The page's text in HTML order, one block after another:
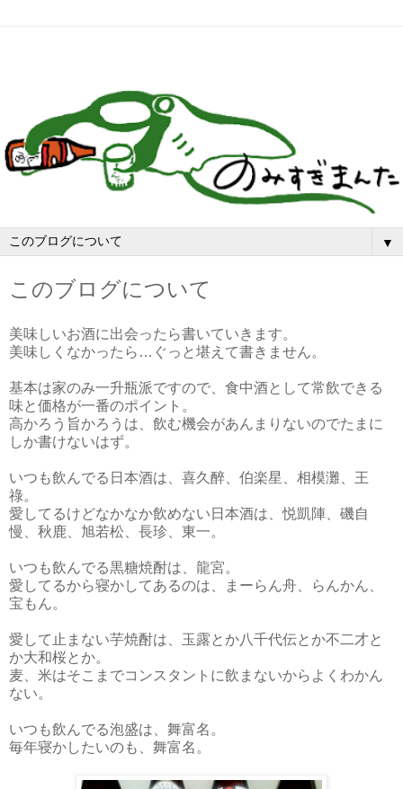
▼
このブログについて
美味しいお酒に出会ったら書いていきます。
美味しくなかったら…ぐっと堪えて書きません。
基本は家のみ一升瓶派ですので、食中酒として常飲できる
味と価格が一番のポイント。
高かろう旨かろうは、飲む機会があんまりないのでたまに
しか書けないはず。
いつも飲んでる日本酒は、喜久醉、伯楽星、相模灘、王
祿。
愛してるけどなかなか飲めない日本酒は、悦凱陣、磯自
慢、秋鹿、旭若松、長珍、東一。
いつも飲んでる黒糖焼酎は、龍宮。
愛してるから寝かしてあるのは、まーらん舟、らんかん、
宝もん。
愛して止まない芋焼酎は、玉露とか八千代伝とか不二才と
か大和桜とか。
麦、米はそこまでコンスタントに飲まないからよくわかん
ない。
いつも飲んでる泡盛は、舞富名。
毎年寝かしたいのも、舞富名。